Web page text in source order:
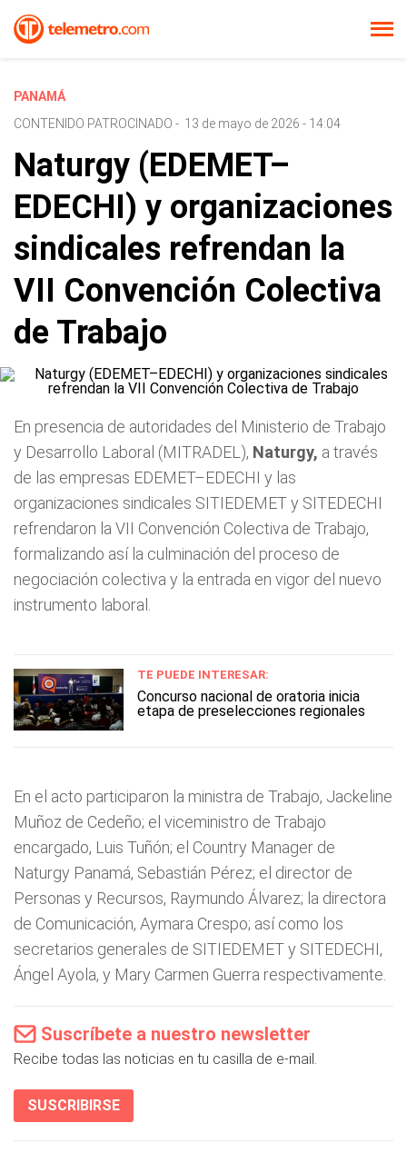
PANAMÁ
CONTENIDO PATROCINADO - 13 de mayo de 2026 - 14:04
Naturgy (EDEMET–
EDECHI) y organizaciones
sindicales refrendan la
VII Convención Colectiva
de Trabajo
En presencia de autoridades del Ministerio de Trabajo
y Desarrollo Laboral (MITRADEL), Naturgy, a través
de las empresas EDEMET–EDECHI y las
organizaciones sindicales SITIEDEMET y SITEDECHI
refrendaron la VII Convención Colectiva de Trabajo,
formalizando así la culminación del proceso de
negociación colectiva y la entrada en vigor del nuevo
instrumento laboral.
TE PUEDE INTERESAR:
Concurso nacional de oratoria inicia
etapa de preselecciones regionales
En el acto participaron la ministra de Trabajo, Jackeline
Muñoz de Cedeño; el viceministro de Trabajo
encargado, Luis Tuñón; el Country Manager de
Naturgy Panamá, Sebastián Pérez; el director de
Personas y Recursos, Raymundo Álvarez; la directora
de Comunicación, Aymara Crespo; así como los
secretarios generales de SITIEDEMET y SITEDECHI,
Ángel Ayola, y Mary Carmen Guerra respectivamente.
Suscríbete a nuestro newsletter
Recibe todas las noticias en tu casilla de e-mail.
SUSCRIBIRSE